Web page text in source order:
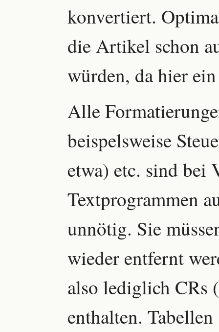
konvertiert.
die Artikel schon
würden, da hier
Alle
beispelsweise
etwa) etc. sind bei
Textprogrammen
unnötig. Sie
wieder entfernt
also lediglich CRs
enthalten.